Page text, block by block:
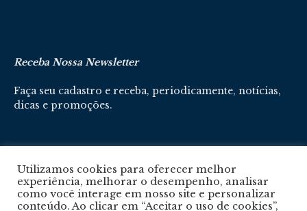
Receba Nossa Newsletter
Faça seu cadastro e receba, periodicamente, notícias,
dicas e promoções.
Cadastre-se aqui
Utilizamos cookies para oferecer melhor
experiência, melhorar o desempenho, analisar
como você interage em nosso site e personalizar
conteúdo. Ao clicar em “Aceitar o uso de cookies”,